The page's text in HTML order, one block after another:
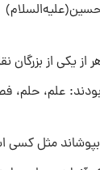
از یکی از
علم،
مثل کسی